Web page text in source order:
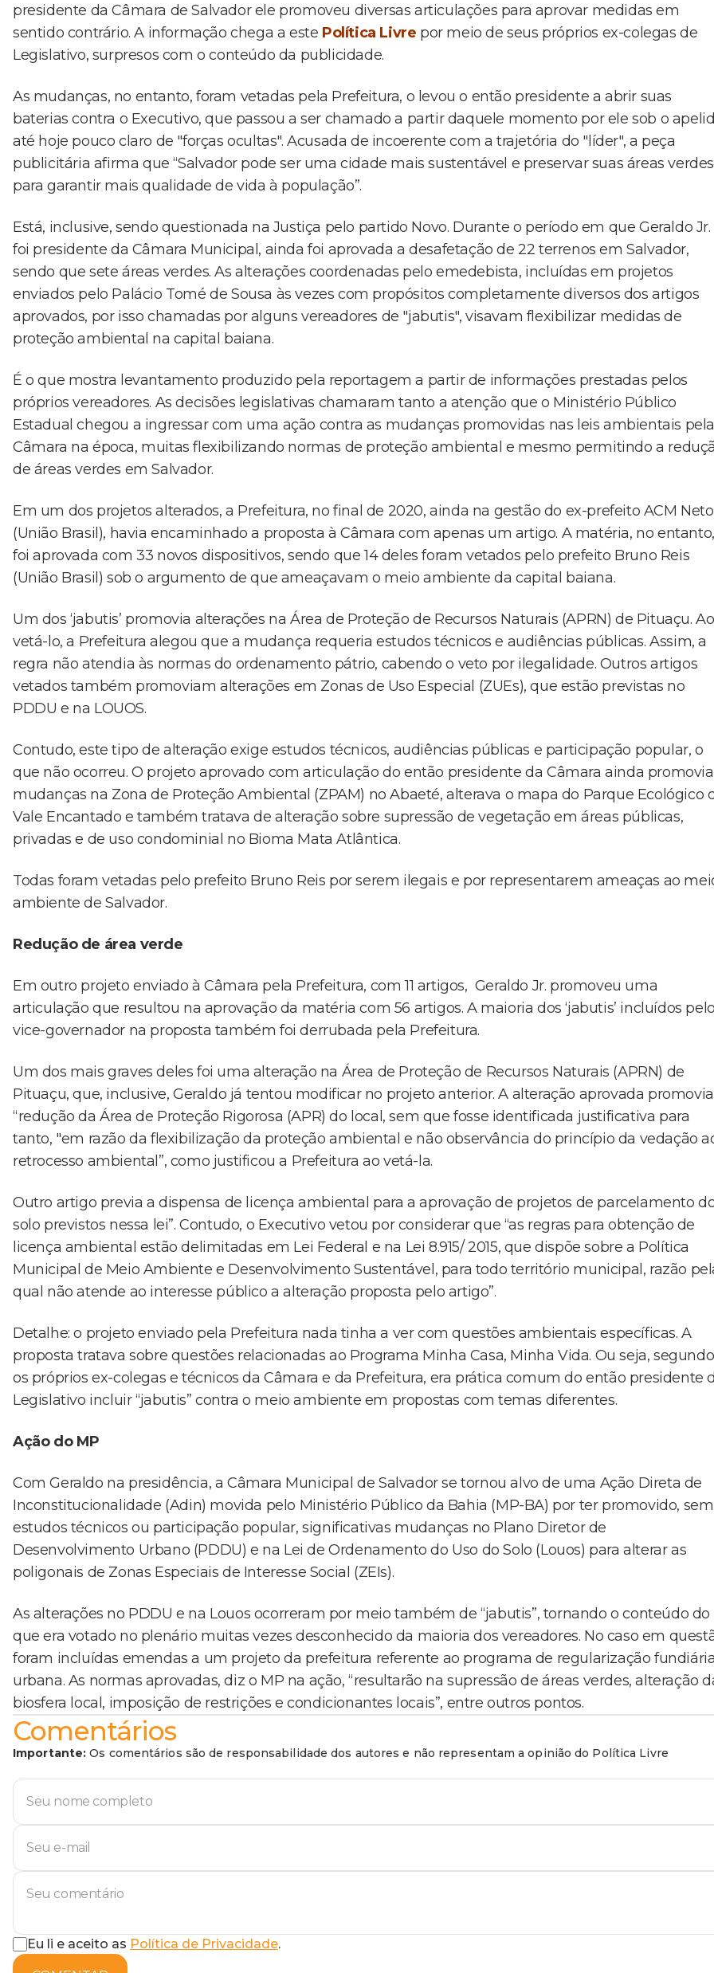
presidente da Câmara de Salvador ele promoveu diversas articulações para aprovar medidas em
sentido contrário. A informação chega a este Política Livre por meio de seus próprios ex-colegas de
Legislativo, surpresos com o conteúdo da publicidade.
As mudanças, no entanto, foram vetadas pela Prefeitura, o levou o então presidente a abrir suas
baterias contra o Executivo, que passou a ser chamado a partir daquele momento por ele sob o
até hoje pouco claro de "forças ocultas". Acusada de incoerente com a trajetória do "líder", a peça
publicitária afirma que “Salvador pode ser uma cidade mais sustentável e preservar suas áreas verdes
para garantir mais qualidade de vida à população”.
Está, inclusive, sendo questionada na Justiça pelo partido Novo. Durante o período em que Geraldo Jr.
foi presidente da Câmara Municipal, ainda foi aprovada a desafetação de 22 terrenos em Salvador,
sendo que sete áreas verdes. As alterações coordenadas pelo emedebista, incluídas em projetos
enviados pelo Palácio Tomé de Sousa às vezes com propósitos completamente diversos dos artigos
aprovados, por isso chamadas por alguns vereadores de "jabutis", visavam flexibilizar medidas de
proteção ambiental na capital baiana.
É o que mostra levantamento produzido pela reportagem a partir de informações prestadas pelos
próprios vereadores. As decisões legislativas chamaram tanto a atenção que o Ministério Público
Estadual chegou a ingressar com uma ação contra as mudanças promovidas nas leis ambientais pela
Câmara na época, muitas flexibilizando normas de proteção ambiental e mesmo permitindo a
de áreas verdes em Salvador.
Em um dos projetos alterados, a Prefeitura, no final de 2020, ainda na gestão do ex-prefeito ACM Neto
(União Brasil), havia encaminhado a proposta à Câmara com apenas um artigo. A matéria, no entanto,
foi aprovada com 33 novos dispositivos, sendo que 14 deles foram vetados pelo prefeito Bruno Reis
(União Brasil) sob o argumento de que ameaçavam o meio ambiente da capital baiana.
Um dos ‘jabutis’ promovia alterações na Área de Proteção de Recursos Naturais (APRN) de Pituaçu. Ao
vetá-lo, a Prefeitura alegou que a mudança requeria estudos técnicos e audiências públicas. Assim, a
regra não atendia às normas do ordenamento pátrio, cabendo o veto por ilegalidade. Outros artigos
vetados também promoviam alterações em Zonas de Uso Especial (ZUEs), que estão previstas no
PDDU e na LOUOS.
Contudo, este tipo de alteração exige estudos técnicos, audiências públicas e participação popular, o
que não ocorreu. O projeto aprovado com articulação do então presidente da Câmara ainda promovia
mudanças na Zona de Proteção Ambiental (ZPAM) no Abaeté, alterava o mapa do Parque Ecológico
Vale Encantado e também tratava de alteração sobre supressão de vegetação em áreas públicas,
privadas e de uso condominial no Bioma Mata Atlântica.
Todas foram vetadas pelo prefeito Bruno Reis por serem ilegais e por representarem ameaças ao
ambiente de Salvador.
Redução de área verde
Em outro projeto enviado à Câmara pela Prefeitura, com 11 artigos, Geraldo Jr. promoveu uma
articulação que resultou na aprovação da matéria com 56 artigos. A maioria dos ‘jabutis’ incluídos pelo
vice-governador na proposta também foi derrubada pela Prefeitura.
Um dos mais graves deles foi uma alteração na Área de Proteção de Recursos Naturais (APRN) de
Pituaçu, que, inclusive, Geraldo já tentou modificar no projeto anterior. A alteração aprovada promovia
“redução da Área de Proteção Rigorosa (APR) do local, sem que fosse identificada justificativa para
tanto, "em razão da flexibilização da proteção ambiental e não observância do princípio da vedação
retrocesso ambiental”, como justificou a Prefeitura ao vetá-la.
Outro artigo previa a dispensa de licença ambiental para a aprovação de projetos de parcelamento
solo previstos nessa lei”. Contudo, o Executivo vetou por considerar que “as regras para obtenção de
licença ambiental estão delimitadas em Lei Federal e na Lei 8.915/ 2015, que dispõe sobre a Política
Municipal de Meio Ambiente e Desenvolvimento Sustentável, para todo território municipal, razão
qual não atende ao interesse público a alteração proposta pelo artigo”.
Detalhe: o projeto enviado pela Prefeitura nada tinha a ver com questões ambientais específicas. A
proposta tratava sobre questões relacionadas ao Programa Minha Casa, Minha Vida. Ou seja, segundo
os próprios ex-colegas e técnicos da Câmara e da Prefeitura, era prática comum do então presidente
Legislativo incluir “jabutis” contra o meio ambiente em propostas com temas diferentes.
Ação do MP
Com Geraldo na presidência, a Câmara Municipal de Salvador se tornou alvo de uma Ação Direta de
Inconstitucionalidade (Adin) movida pelo Ministério Público da Bahia (MP-BA) por ter promovido, sem
estudos técnicos ou participação popular, significativas mudanças no Plano Diretor de
Desenvolvimento Urbano (PDDU) e na Lei de Ordenamento do Uso do Solo (Louos) para alterar as
poligonais de Zonas Especiais de Interesse Social (ZEIs).
As alterações no PDDU e na Louos ocorreram por meio também de “jabutis”, tornando o conteúdo do
que era votado no plenário muitas vezes desconhecido da maioria dos vereadores. No caso em
foram incluídas emendas a um projeto da prefeitura referente ao programa de regularização fundiária
urbana. As normas aprovadas, diz o MP na ação, “resultarão na supressão de áreas verdes, alteração
biosfera local, imposição de restrições e condicionantes locais”, entre outros pontos.
Comentários
Importante: Os comentários são de responsabilidade dos autores e não representam a opinião do Política Livre
Eu li e aceito as Política de Privacidade.